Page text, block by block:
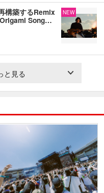
構築するRemix
Song…
NEW
と見る